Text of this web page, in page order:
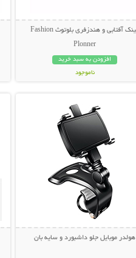
عینک آفتابی و هندزفری بلوتوث Fashion
Plonner
افزودن به سبد خرید
ناموجود
هولدر موبایل جلو داشبورد و سایه بان